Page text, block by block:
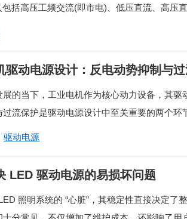
括高压工频交流(即市电)、低压直流、高压
驱动电源设计：反电动势抑制与
的当下，工业电机作为核心动力设备，其
流保护是驱动电源设计中至关重要的两个
驱动电源
LED 驱动电源的易损坏问题
照明系统的 “心脏”，其稳定性直接决定